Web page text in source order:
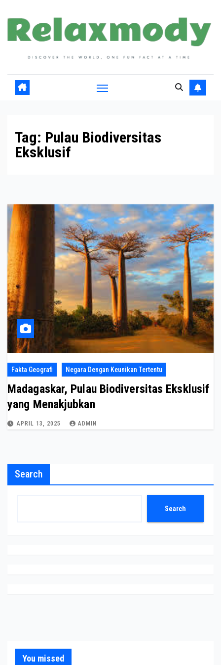
content
Tag: Pulau Biodiversitas
Eksklusif
Fakta Geografi Negara Dengan Keunikan Tertentu
Madagaskar, Pulau Biodiversitas Eksklusif
yang Menakjubkan
APRIL 13, 2025 ADMIN
Search
Search
You missed